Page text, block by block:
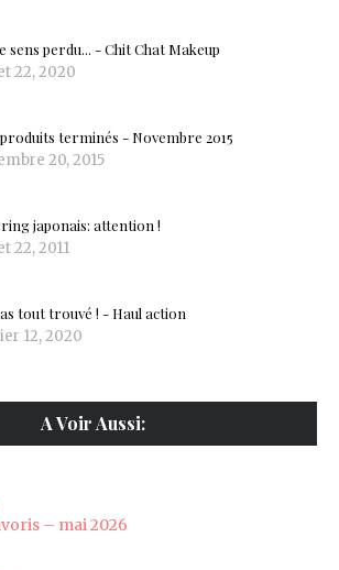
sens perdu... - Chit Chat Makeup
22, 2020
terminés - Novembre 2015
20, 2015
japonais: attention !
22, 2011
tout trouvé ! - Haul action
12, 2020
A Voir Aussi:
– mai 2026